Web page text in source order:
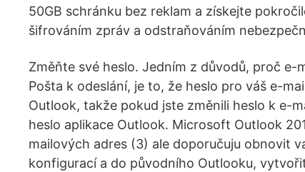
50GB schránku bez reklam a získejte
šifrováním zpráv a odstraňováním
Změňte své heslo. Jedním z důvodů, proč e-
Pošta k odeslání, je to, že heslo pro váš e-
Outlook, takže pokud jste změnili heslo k e-
heslo aplikace Outlook. Microsoft Outlook
mailových adres (3) ale doporučuju obnovit
konfigurací a do původního Outlooku,